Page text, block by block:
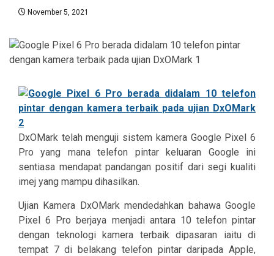
November 5, 2021
DxOMark telah menguji sistem kamera Google Pixel 6
Pro yang mana telefon pintar keluaran Google ini
sentiasa mendapat pandangan positif dari segi kualiti
imej yang mampu dihasilkan.
Ujian Kamera DxOMark mendedahkan bahawa Google
Pixel 6 Pro berjaya menjadi antara 10 telefon pintar
dengan teknologi kamera terbaik dipasaran iaitu di
tempat 7 di belakang telefon pintar daripada Apple,